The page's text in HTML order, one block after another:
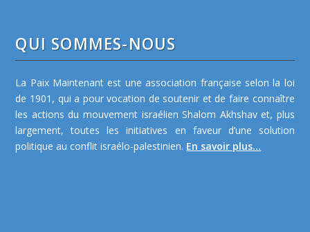
QUI SOMMES-NOUS
La Paix Maintenant est une association française selon la loi
de 1901, qui a pour vocation de soutenir et de faire connaître
les actions du mouvement israélien Shalom Akhshav et, plus
largement, toutes les initiatives en faveur d’une solution
politique au conflit israélo-palestinien. En savoir plus...